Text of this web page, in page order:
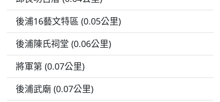
後浦16藝文特區 (0.05公里)
後浦陳氏祠堂 (0.06公里)
將軍第 (0.07公里)
後浦武廟 (0.07公里)